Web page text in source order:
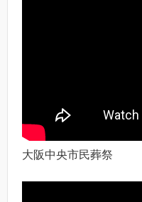
大阪中央市民葬祭